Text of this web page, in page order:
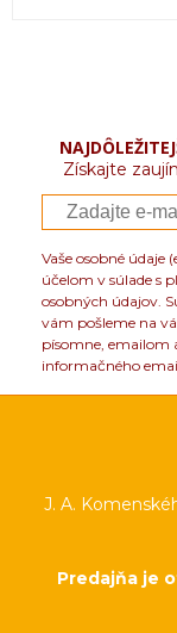
Získajte
Vaše osobné
účelom v súlade s
osobných údajov.
vám pošleme na
písomne, emailom
informačného
J. A.
Predajňa je